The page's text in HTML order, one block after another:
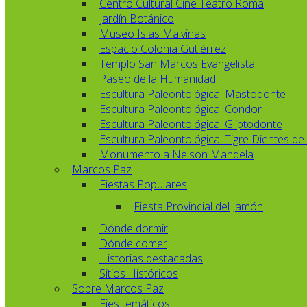
Centro Cultural Cine Teatro Roma
Jardín Botánico
Museo Islas Malvinas
Espacio Colonia Gutiérrez
Templo San Marcos Evangelista
Paseo de la Humanidad
Escultura Paleontológica: Mastodonte
Escultura Paleontológica: Condor
Escultura Paleontológica: Gliptodonte
Escultura Paleontológica: Tigre Dientes de
Monumento a Nelson Mandela
Marcos Paz
Fiestas Populares
Fiesta Provincial del Jamón
Dónde dormir
Dónde comer
Historias destacadas
Sitios Históricos
Sobre Marcos Paz
Ejes temáticos